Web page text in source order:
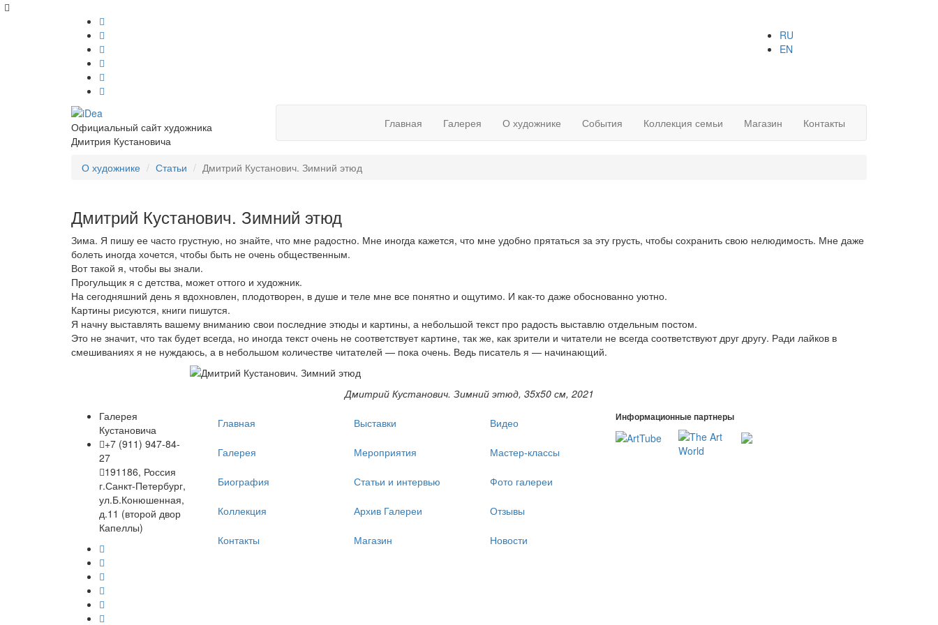
RU
EN
Официальный сайт художника
Дмитрия Кустановича
Главная Галерея О художнике События Коллекция семьи Магазин Контакты
О художнике Статьи Дмитрий Кустанович. Зимний этюд
Дмитрий Кустанович. Зимний этюд
Зима. Я пишу ее часто грустную, но знайте, что мне радостно. Мне иногда кажется, что мне удобно прятаться за эту грусть, чтобы сохранить свою нелюдимость. Мне даже
болеть иногда хочется, чтобы быть не очень общественным.
Вот такой я, чтобы вы знали.
Прогульщик я с детства, может оттого и художник.
На сегодняшний день я вдохновлен, плодотворен, в душе и теле мне все понятно и ощутимо. И как-то даже обоснованно уютно.
Картины рисуются, книги пишутся.
Я начну выставлять вашему вниманию свои последние этюды и картины, а небольшой текст про радость выставлю отдельным постом.
Это не значит, что так будет всегда, но иногда текст очень не соответствует картине, так же, как зрители и читатели не всегда соответствуют друг другу. Ради лайков в
смешиваниях я не нуждаюсь, а в небольшом количестве читателей — пока очень. Ведь писатель я — начинающий.
Дмитрий Кустанович. Зимний этюд, 35x50 см, 2021
Галерея
Кустановича
+7 (911) 947-84-
27
191186, Россия
г.Санкт-Петербург,
ул.Б.Конюшенная,
д.11 (второй двор
Капеллы)
Главная
Галерея
Биография
Коллекция
Контакты
Выставки
Мероприятия
Статьи и интервью
Архив Галереи
Магазин
Видео
Мастер-классы
Фото галереи
Отзывы
Новости
Информационные партнеры